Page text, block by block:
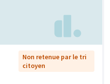
Non retenue par le tri
citoyen